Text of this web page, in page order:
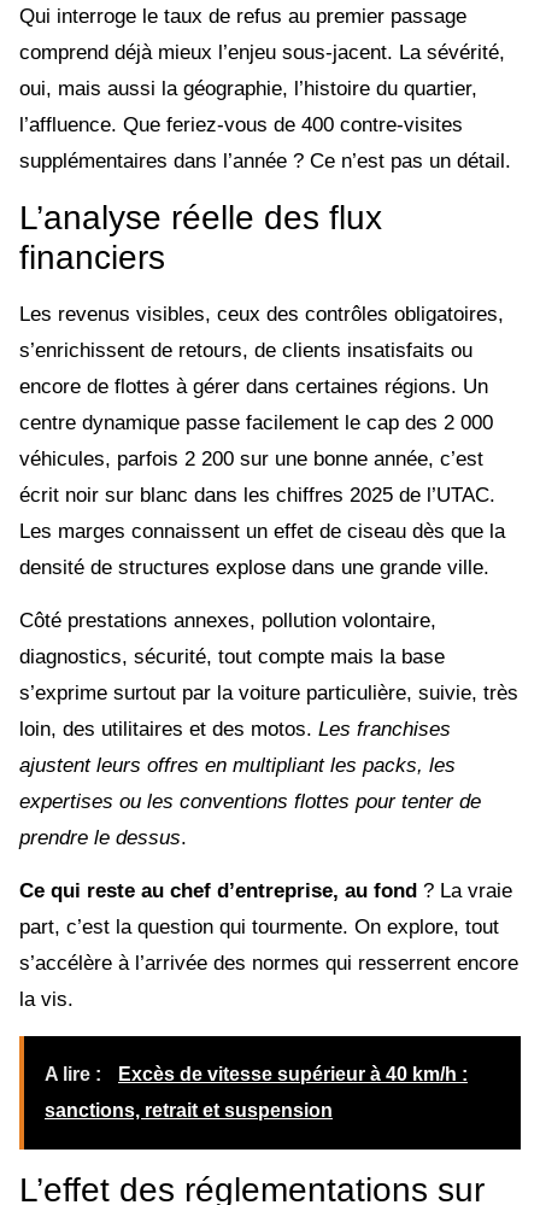
Qui interroge le taux de refus au premier passage
comprend déjà mieux l’enjeu sous-jacent. La sévérité,
oui, mais aussi la géographie, l’histoire du quartier,
l’affluence. Que feriez-vous de 400 contre-visites
supplémentaires dans l’année ? Ce n’est pas un détail.
L’analyse réelle des flux
financiers
Les revenus visibles, ceux des contrôles obligatoires,
s’enrichissent de retours, de clients insatisfaits ou
encore de flottes à gérer dans certaines régions. Un
centre dynamique passe facilement le cap des 2 000
véhicules, parfois 2 200 sur une bonne année, c’est
écrit noir sur blanc dans les chiffres 2025 de l’UTAC.
Les marges connaissent un effet de ciseau dès que la
densité de structures explose dans une grande ville.
Côté prestations annexes, pollution volontaire,
diagnostics, sécurité, tout compte mais la base
s’exprime surtout par la voiture particulière, suivie, très
loin, des utilitaires et des motos. Les franchises
ajustent leurs offres en multipliant les packs, les
expertises ou les conventions flottes pour tenter de
prendre le dessus.
Ce qui reste au chef d’entreprise, au fond ? La vraie
part, c’est la question qui tourmente. On explore, tout
s’accélère à l’arrivée des normes qui resserrent encore
la vis.
A lire :
Excès de vitesse supérieur à 40 km/h :
sanctions, retrait et suspension
L’effet des réglementations sur